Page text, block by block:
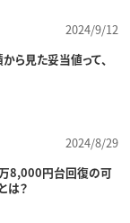
2024/9/12
ら見た妥当値って、
2024/8/29
8,000円台回復の可
は？